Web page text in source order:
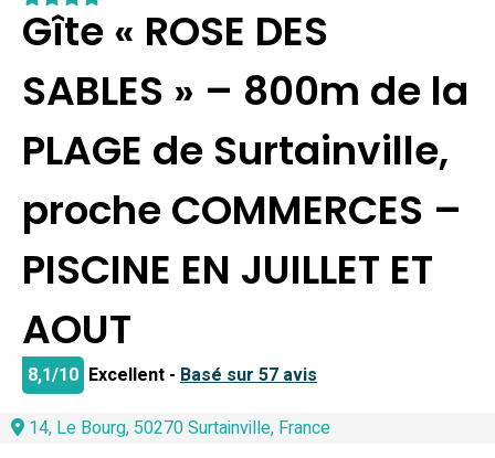
Gîte « ROSE DES
SABLES » – 800m de la
PLAGE de Surtainville,
proche COMMERCES –
PISCINE EN JUILLET ET
AOUT
8,1/10 Excellent - Basé sur 57 avis
14, Le Bourg, 50270 Surtainville, France